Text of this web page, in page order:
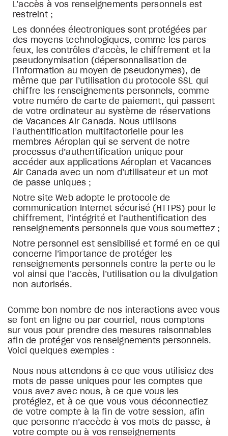
L’accès à vos renseignements personnels est
restreint ;
Les données électroniques sont protégées par
des moyens technologiques, comme les pares-
feux, les contrôles d’accès, le chiffrement et la
pseudonymisation (dépersonnalisation de
l’information au moyen de pseudonymes), de
même que par l’utilisation du protocole SSL qui
chiffre les renseignements personnels, comme
votre numéro de carte de paiement, qui passent
de votre ordinateur au système de réservations
de Vacances Air Canada. Nous utilisons
l’authentification multifactorielle pour les
membres Aéroplan qui se servent de notre
processus d’authentification unique pour
accéder aux applications Aéroplan et Vacances
Air Canada avec un nom d’utilisateur et un mot
de passe uniques ;
Notre site Web adopte le protocole de
communication Internet sécurisé (HTTPS) pour le
chiffrement, l’intégrité et l’authentification des
renseignements personnels que vous soumettez ;
Notre personnel est sensibilisé et formé en ce qui
concerne l’importance de protéger les
renseignements personnels contre la perte ou le
vol ainsi que l’accès, l’utilisation ou la divulgation
non autorisés.
Comme bon nombre de nos interactions avec vous
se font en ligne ou par courriel, nous comptons
sur vous pour prendre des mesures raisonnables
afin de protéger vos renseignements personnels.
Voici quelques exemples :
Nous nous attendons à ce que vous utilisiez des
mots de passe uniques pour les comptes que
vous avez avec nous, à ce que vous les
protégiez, et à ce que vous vous déconnectiez
de votre compte à la fin de votre session, afin
que personne n’accède à vos mots de passe, à
votre compte ou à vos renseignements